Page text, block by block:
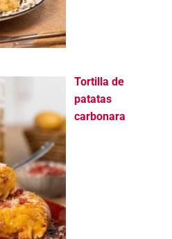
Tortilla de
patatas
carbonara